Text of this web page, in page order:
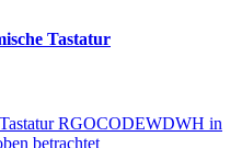
Tastatur